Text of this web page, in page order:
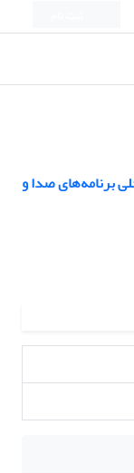
برنامه‌های صدا و